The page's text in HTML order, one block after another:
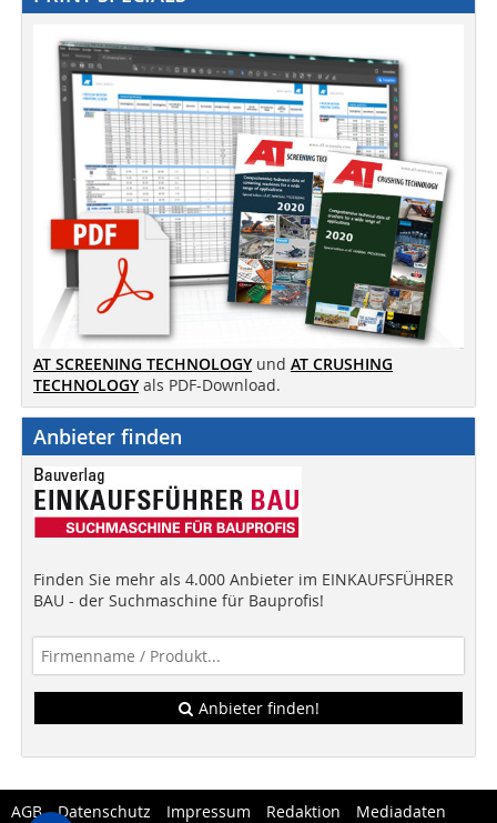
AT SCREENING TECHNOLOGY und AT CRUSHING
TECHNOLOGY als PDF-Download.
Anbieter finden
Finden Sie mehr als 4.000 Anbieter im EINKAUFSFÜHRER
BAU - der Suchmaschine für Bauprofis!
Anbieter finden!
AGB Datenschutz Impressum Redaktion
Mediadaten